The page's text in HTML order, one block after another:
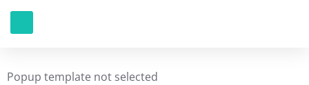
Popup template not selected